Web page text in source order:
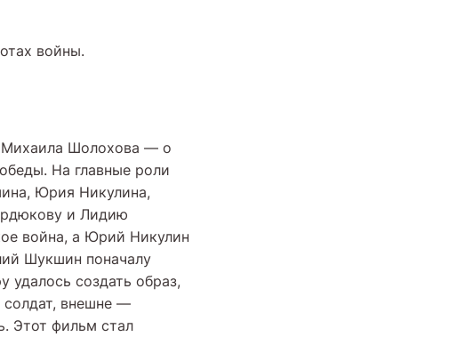
войны.
Михаила Шолохова — о
На главные роли
Юрия Никулина,
и Лидию
война, а Юрий Никулин
Шукшин поначалу
удалось создать образ,
солдат, внешне —
Этот фильм стал